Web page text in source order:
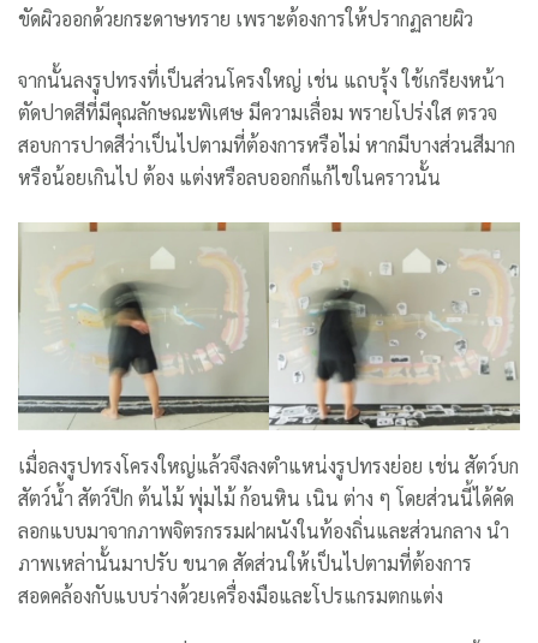
ขัดผิวออกด้วยกระดาษทราย เพราะต้องการให้ปรากฏลายผิว
จากนั้นลงรูปทรงที่เป็นส่วนโครงใหญ่ เช่น แถบรุ้ง ใช้เกรียงหน้า
ตัดปาดสีที่มีคุณลักษณะพิเศษ มีความเลื่อม พรายโปร่งใส ตรวจ
สอบการปาดสีว่าเป็นไปตามที่ต้องการหรือไม่ หากมีบางส่วนสีมาก
หรือน้อยเกินไป ต้อง แต่งหรือลบออกก็แก้ไขในคราวนั้น
เมื่อลงรูปทรงโครงใหญ่แล้วจึงลงตำแหน่งรูปทรงย่อย เช่น สัตว์บก
สัตว์น้ำ สัตว์ปีก ต้นไม้ พุ่มไม้ ก้อนหิน เนิน ต่าง ๆ โดยส่วนนี้ได้คัด
ลอกแบบมาจากภาพจิตรกรรมฝาผนังในท้องถิ่นและส่วนกลาง นำ
ภาพเหล่านั้นมาปรับ ขนาด สัดส่วนให้เป็นไปตามที่ต้องการ
สอดคล้องกับแบบร่างด้วยเครื่องมือและโปรแกรมตกแต่ง